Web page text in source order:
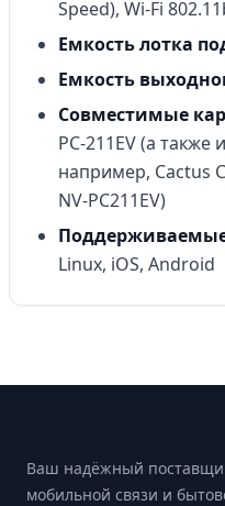
Speed), Wi-Fi
Емкость лотка
Емкость
Совместимые
PC-211EV (а
например, Cactus
NV-PC211EV)
Linux, iOS, Android
Ваш надёжный
мобильной связи и